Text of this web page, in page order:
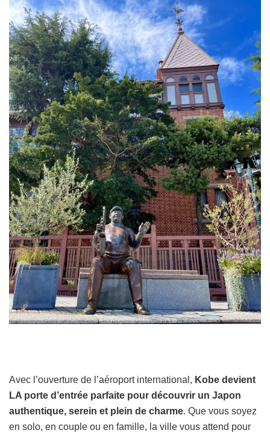
Avec l’ouverture de l’aéroport international, Kobe devient
LA porte d’entrée parfaite pour découvrir un Japon
authentique, serein et plein de charme. Que vous soyez
en solo, en couple ou en famille, la ville vous attend pour